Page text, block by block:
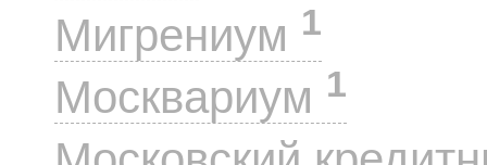
Мигрениум 1
Москвариум 1